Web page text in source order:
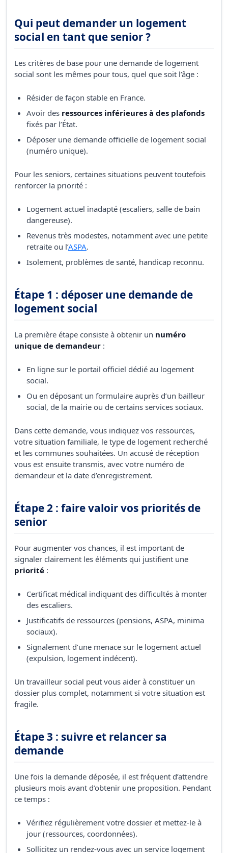
Qui peut demander un logement
social en tant que senior ?
Les critères de base pour une demande de logement
social sont les mêmes pour tous, quel que soit l’âge :
Résider de façon stable en France.
Avoir des ressources inférieures à des plafonds
fixés par l’État.
Déposer une demande officielle de logement social
(numéro unique).
Pour les seniors, certaines situations peuvent toutefois
renforcer la priorité :
Logement actuel inadapté (escaliers, salle de bain
dangereuse).
Revenus très modestes, notamment avec une petite
retraite ou l’ASPA.
Isolement, problèmes de santé, handicap reconnu.
Étape 1 : déposer une demande de
logement social
La première étape consiste à obtenir un numéro
unique de demandeur :
En ligne sur le portail officiel dédié au logement
social.
Ou en déposant un formulaire auprès d’un bailleur
social, de la mairie ou de certains services sociaux.
Dans cette demande, vous indiquez vos ressources,
votre situation familiale, le type de logement recherché
et les communes souhaitées. Un accusé de réception
vous est ensuite transmis, avec votre numéro de
demandeur et la date d’enregistrement.
Étape 2 : faire valoir vos priorités de
senior
Pour augmenter vos chances, il est important de
signaler clairement les éléments qui justifient une
priorité :
Certificat médical indiquant des difficultés à monter
des escaliers.
Justificatifs de ressources (pensions, ASPA, minima
sociaux).
Signalement d’une menace sur le logement actuel
(expulsion, logement indécent).
Un travailleur social peut vous aider à constituer un
dossier plus complet, notamment si votre situation est
fragile.
Étape 3 : suivre et relancer sa
demande
Une fois la demande déposée, il est fréquent d’attendre
plusieurs mois avant d’obtenir une proposition. Pendant
ce temps :
Vérifiez régulièrement votre dossier et mettez-le à
jour (ressources, coordonnées).
Sollicitez un rendez-vous avec un service logement